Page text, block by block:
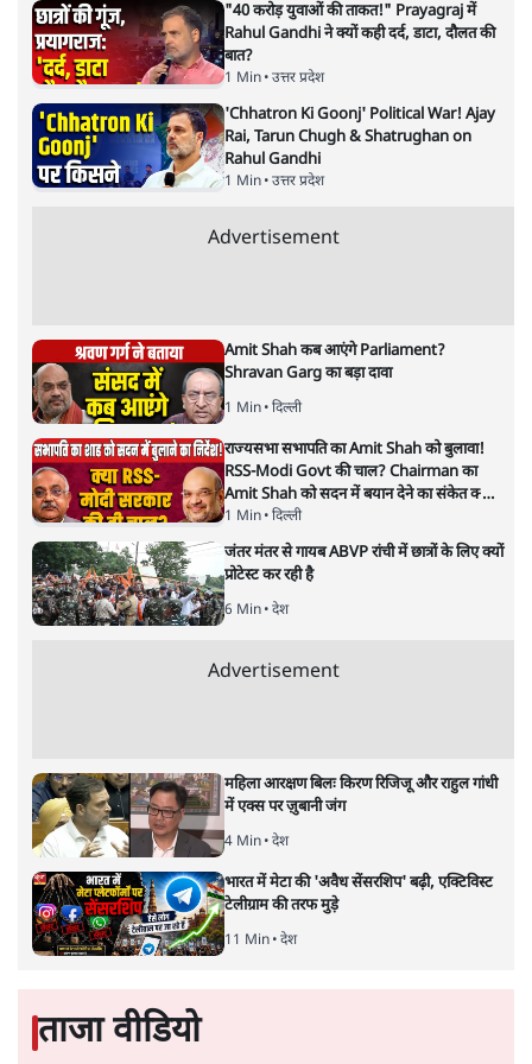
सत्य हिन्दी ऐपडाउनलोडकरें
प्रमोद मल्लिक
लेखक पत्रकार हैं, अर्थतंत्र और अंतरराष्ट्रीय विषयों पर लिखते रहते हैं।
सबरीमला: अनुयायियों को अंधविश्वास,
पाखंडों से मुक्त करें धर्मगुरु
विचार| डॉ. वेद प्रताप वैदिक| 17 NOV, 2019
यह बहुत अच्छा हुआ कि देश की सभी महिलाओं के लिए अब समान
अधिकार के दरवाजे खोलने की मांग उठी है। भगवान की आराधना में
भेद-भाव पैदा करने वाली कोई भी परंपरा कोरे पाखंड के अलावा कुछ
नहीं है। सभी धर्मों के ठेकेदारों को चाहिए कि वे अपने अनुयायियों को
इन पाखंडों से मुक्त करें। यह, अदालतों का नहीं, उनका फर्ज है।
10 से 50 साल कीमहिलाएँ सबरीमला मंदिर के अंदर जा सकती हैं
या नहीं, इस मुद्दे पर अब सर्वोच्च न्यायालय के 7 जजों की बेंच